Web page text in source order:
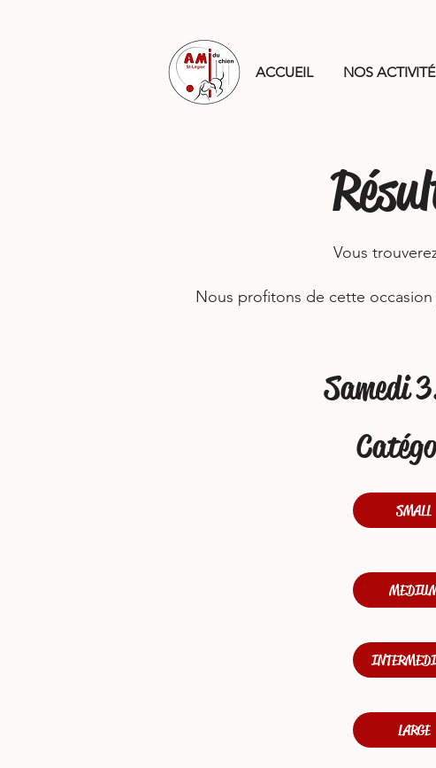
ACCUEIL NOS
Vous
Nous profitons de cette
Samedi
SMALL
LARGE